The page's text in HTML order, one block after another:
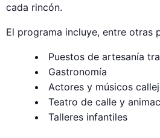
cada rincón.
El programa incluye, entre otras
Puestos de artesanía
Gastronomía
Actores y músicos
Teatro de calle y
Talleres infantiles